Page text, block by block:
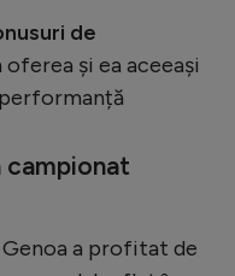
de
și ea aceeași
campionat
Genoa a profitat de